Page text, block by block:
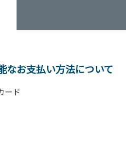
なお支払い方法について
ード